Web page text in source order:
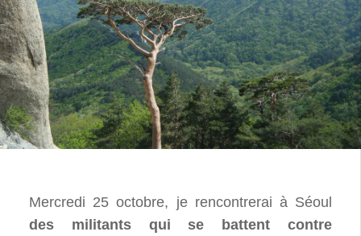
Mercredi 25 octobre, je rencontrerai à Séoul
des militants qui se battent contre